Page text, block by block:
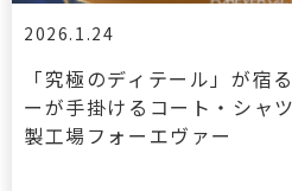
2026.1.24
「究極のディテール」が宿
ーが手掛けるコート・シャ
製工場フォーエヴァー